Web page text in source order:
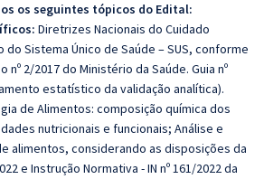
os seguintes tópicos do Edital:
Diretrizes Nacionais do Cuidado
Sistema Único de Saúde – SUS, conforme
nº 2/2017 do Ministério da Saúde. Guia nº
estatístico da validação analítica).
de Alimentos: composição química dos
nutricionais e funcionais; Análise e
alimentos, considerando as disposições da
e Instrução Normativa - IN nº 161/2022 da